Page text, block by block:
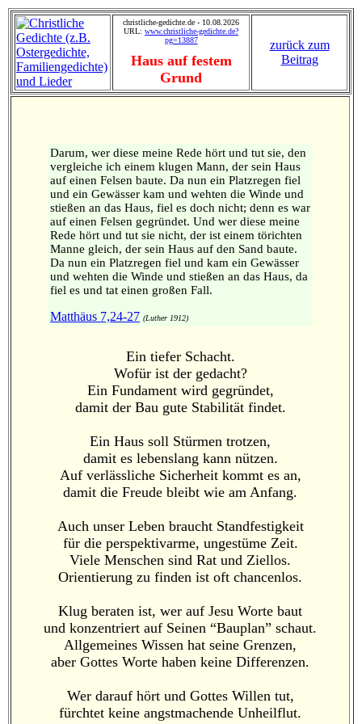
christliche-gedichte.de - 10.08.2026
URL: www.christliche-gedichte.de?
pg=13887
Haus auf festem
Grund
zurück zum
Beitrag
Darum, wer diese meine Rede hört und tut sie, den
vergleiche ich einem klugen Mann, der sein Haus
auf einen Felsen baute. Da nun ein Platzregen fiel
und ein Gewässer kam und wehten die Winde und
stießen an das Haus, fiel es doch nicht; denn es war
auf einen Felsen gegründet. Und wer diese meine
Rede hört und tut sie nicht, der ist einem törichten
Manne gleich, der sein Haus auf den Sand baute.
Da nun ein Platzregen fiel und kam ein Gewässer
und wehten die Winde und stießen an das Haus, da
fiel es und tat einen großen Fall.
Matthäus 7,24-27 (Luther 1912)
Ein tiefer Schacht.
Wofür ist der gedacht?
Ein Fundament wird gegründet,
damit der Bau gute Stabilität findet.
Ein Haus soll Stürmen trotzen,
damit es lebenslang kann nützen.
Auf verlässliche Sicherheit kommt es an,
damit die Freude bleibt wie am Anfang.
Auch unser Leben braucht Standfestigkeit
für die perspektivarme, ungestüme Zeit.
Viele Menschen sind Rat und Ziellos.
Orientierung zu finden ist oft chancenlos.
Klug beraten ist, wer auf Jesu Worte baut
und konzentriert auf Seinen “Bauplan” schaut.
Allgemeines Wissen hat seine Grenzen,
aber Gottes Worte haben keine Differenzen.
Wer darauf hört und Gottes Willen tut,
fürchtet keine angstmachende Unheilflut.